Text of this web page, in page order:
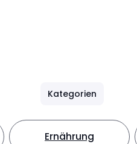
Kategorien
Ernährung